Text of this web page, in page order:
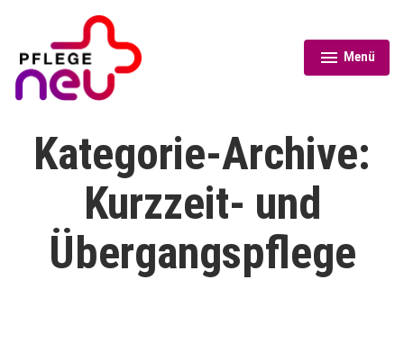
springen
Menü
aufgeklappt
zugeklappt
Kategorie-Archive:
Kurzzeit- und
Übergangspflege